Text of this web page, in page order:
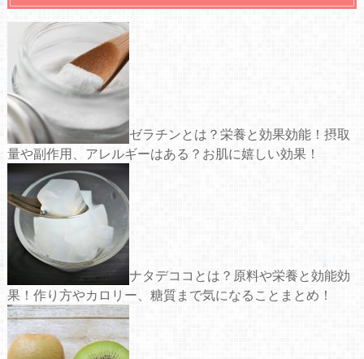
ゼラチンとは？栄養と効果効能！摂取
量や副作用、アレルギーはある？お肌に嬉しい効果！
ナタデココとは？原料や栄養と効能効
果！作り方やカロリー、糖質まで気になることまとめ！